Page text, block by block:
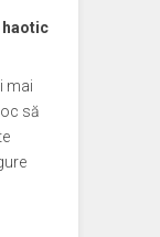
haotic
mai
să